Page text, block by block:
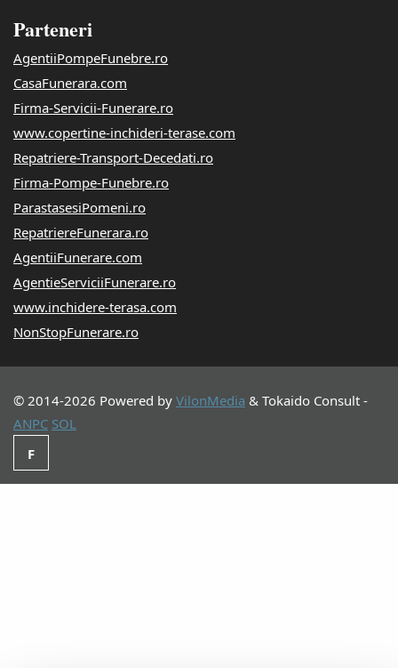
Parteneri
AgentiiPompeFunebre.ro
CasaFunerara.com
Firma-Servicii-Funerare.ro
www.copertine-inchideri-terase.com
Repatriere-Transport-Decedati.ro
Firma-Pompe-Funebre.ro
ParastasesiPomeni.ro
RepatriereFunerara.ro
AgentiiFunerare.com
AgentieServiciiFunerare.ro
www.inchidere-terasa.com
NonStopFunerare.ro
© 2014-2026 Powered by VilonMedia & Tokaido Consult -
ANPC SOL
F